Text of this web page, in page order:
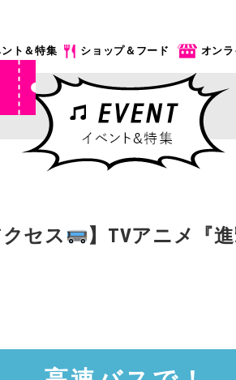
ント＆特集 ショップ＆フード オン
セス
】TVアニメ『